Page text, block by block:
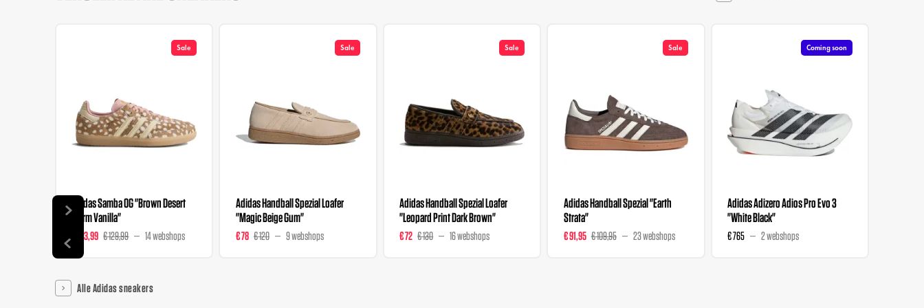
Sale
Adidas Samba OG "Brown Desert
Warm Vanilla"
€ 103,99 € 129,99 14 webshops
Sale
Adidas Handball Spezial Loafer
"Magic Beige Gum"
€ 78 € 120 9 webshops
Sale
Adidas Handball Spezial Loafer
"Leopard Print Dark Brown"
€ 72 € 130 16 webshops
Sale
Adidas Handball Spezial "Earth
Strata"
€ 91,95 € 109,95 23 webshops
Coming soon
Adidas Adizero Adios Pro Evo 3
"White Black"
€ 765 2 webshops
Alle Adidas sneakers